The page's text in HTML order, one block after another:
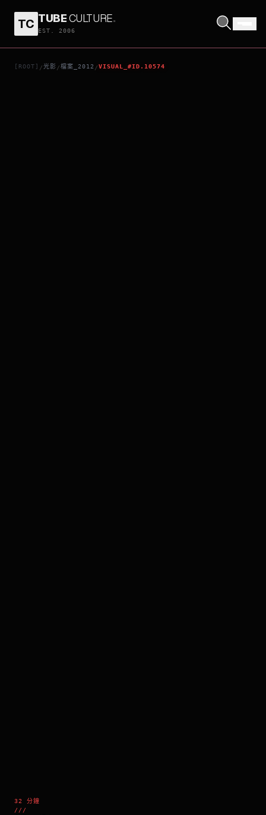
TC TUBECULTURE.
EST. 2006
[ROOT] /光影 /檔案_2012 /VISUAL_#ID.10574
32 分鐘
///
撿影